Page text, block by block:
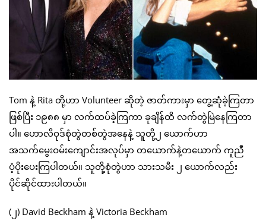
Tom နဲ့ Rita တို့ဟာ Volunteer ဆိုတဲ့ ဇာတ်ကားမှာ တွေ့ဆုံခဲ့ကြတာ
ဖြစ်ပြီး ၁၉၈၈ မှာ လက်ထပ်ခဲ့ကြကာ ခုချိန်ထိ လက်တွဲမြဲနေကြတာ
ပါ။ ဟောလိဝုဒ်စုံတွဲတစ်တွဲအနေနဲ့ သူတို့၂ ယောက်ဟာ
အသက်မွေးဝမ်းကျောင်းအလုပ်မှာ တယောက်နဲ့တယောက် ကူညီ
ပံ့ပိုးပေးကြပါတယ်။ သူတို့စုံတွဲဟာ သားသမီး ၂ ယောက်လည်း
ပိုင်ဆိုင်ထားပါတယ်။
(၂) David Beckham နဲ့ Victoria Beckham